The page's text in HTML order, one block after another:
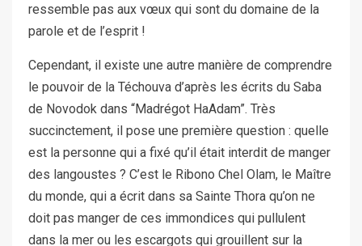
ressemble pas aux vœux qui sont du domaine de la
parole et de l’esprit !
Cependant, il existe une autre manière de comprendre
le pouvoir de la Téchouva d’après les écrits du Saba
de Novodok dans “Madrégot HaAdam”. Très
succinctement, il pose une première question : quelle
est la personne qui a fixé qu’il était interdit de manger
des langoustes ? C’est le Ribono Chel Olam, le Maître
du monde, qui a écrit dans sa Sainte Thora qu’on ne
doit pas manger de ces immondices qui pullulent
dans la mer ou les escargots qui grouillent sur la